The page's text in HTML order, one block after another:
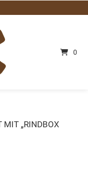
0
MIT „RINDBOX